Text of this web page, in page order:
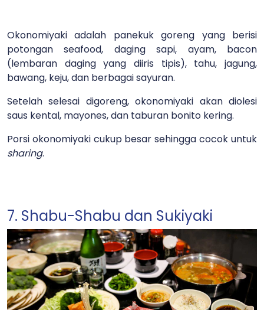
Okonomiyaki adalah panekuk goreng yang berisi
potongan seafood, daging sapi, ayam, bacon
(lembaran daging yang diiris tipis), tahu, jagung,
bawang, keju, dan berbagai sayuran.
Setelah selesai digoreng, okonomiyaki akan diolesi
saus kental, mayones, dan taburan bonito kering.
Porsi okonomiyaki cukup besar sehingga cocok untuk
sharing.
7. Shabu-Shabu dan Sukiyaki